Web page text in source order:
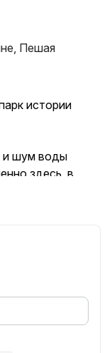
Пешая
истории
и шум воды
здесь, в
— это
— увидите
древнее
с
что «Вещий